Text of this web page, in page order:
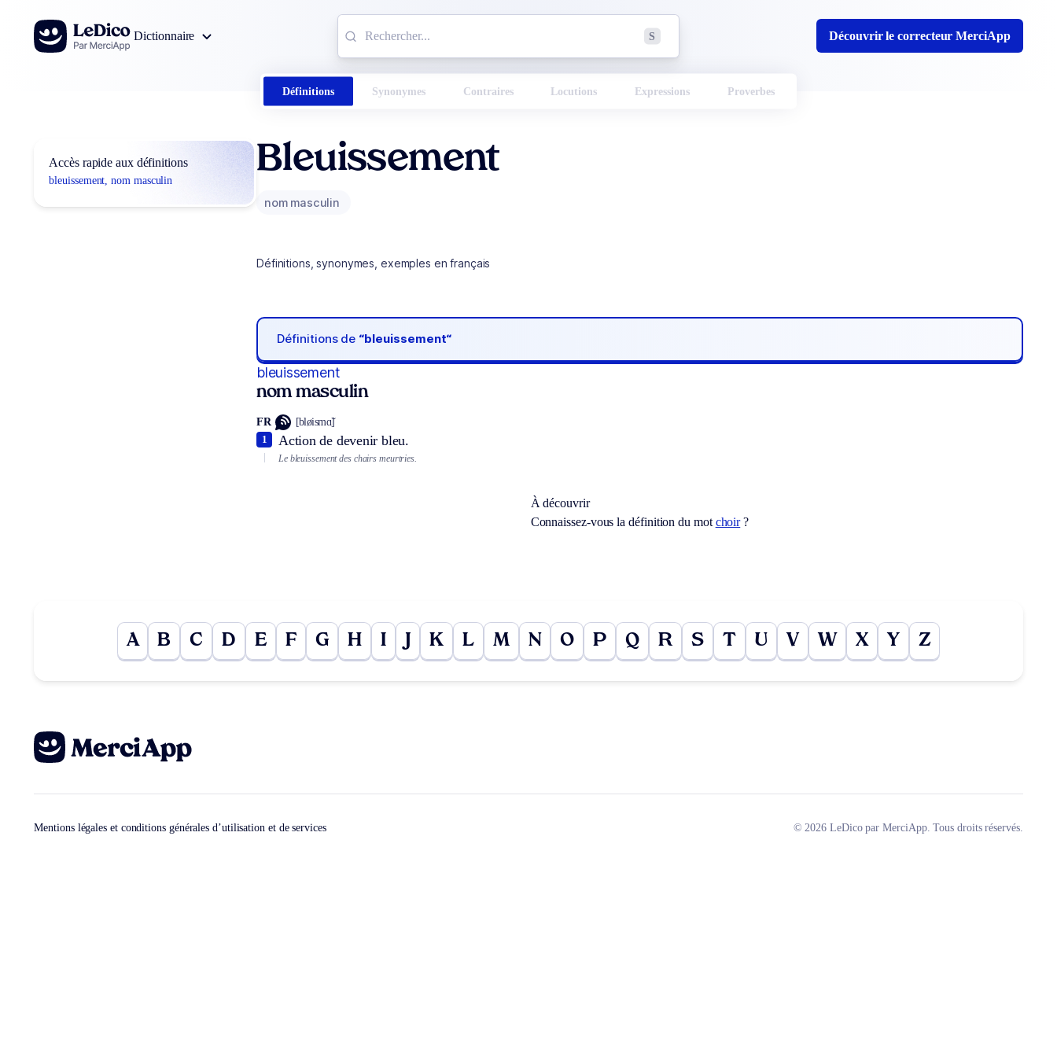
Aller au contenu
Dictionnaire
S Découvrir le correcteur MerciApp
Définitions Synonymes Contraires Locutions Expressions Proverbes
Accès rapide aux définitions
bleuissement, nom masculin
Bleuissement
nom masculin
Définitions, synonymes, exemples en français
Définitions de “bleuissement“
bleuissement
nom masculin
FR [bløismɑ̃]
Action de devenir bleu.
1
Le bleuissement des chairs meurtries.
À découvrir
Connaissez-vous la définition du mot choir?
A B C D E F G H I J K L M N O P Q R S T U V W X Y Z
Mentions légales et conditions générales d’utilisation et de services © 2026 LeDico par MerciApp. Tous droits réservés.